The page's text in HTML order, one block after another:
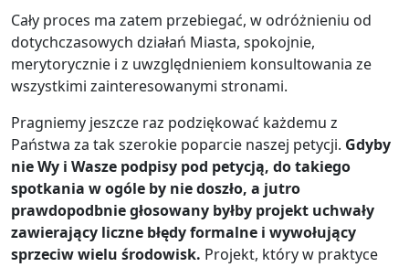
Cały proces ma zatem przebiegać, w odróżnieniu od
dotychczasowych działań Miasta, spokojnie,
merytorycznie i z uwzględnieniem konsultowania ze
wszystkimi zainteresowanymi stronami.
Pragniemy jeszcze raz podziękować każdemu z
Państwa za tak szerokie poparcie naszej petycji. Gdyby
nie Wy i Wasze podpisy pod petycją, do takiego
spotkania w ogóle by nie doszło, a jutro
prawdopodbnie głosowany byłby projekt uchwały
zawierający liczne błędy formalne i wywołujący
sprzeciw wielu środowisk. Projekt, który w praktyce